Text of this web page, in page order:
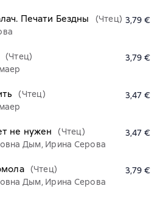
Печати Бездны
(Чтец) 3,79 €
(Чтец)
3,79 €
(Чтец)
3,47 €
не нужен
(Чтец)
Дым, Ирина Серова
3,47 €
(Чтец)
Дым, Ирина Серова
3,79 €